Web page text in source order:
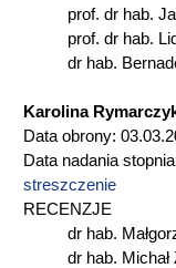
prof. dr hab. Jan
prof. dr hab.
dr hab.
Karolina
Data obrony:
Data nadania
streszczenie
RECENZJE
dr hab.
dr hab. Michał